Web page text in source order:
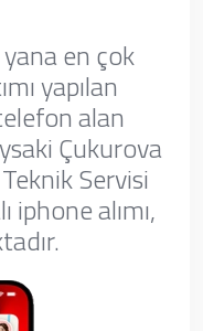
yana en çok
yapılan
alan
Çukurova
Servisi
iphone alımı,